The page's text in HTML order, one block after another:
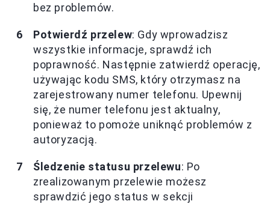
bez problemów.
Potwierdź przelew: Gdy wprowadzisz
wszystkie informacje, sprawdź ich
poprawność. Następnie zatwierdź operację,
używając kodu SMS, który otrzymasz na
zarejestrowany numer telefonu. Upewnij
się, że numer telefonu jest aktualny,
ponieważ to pomoże uniknąć problemów z
autoryzacją.
Śledzenie statusu przelewu: Po
zrealizowanym przelewie możesz
sprawdzić jego status w sekcji